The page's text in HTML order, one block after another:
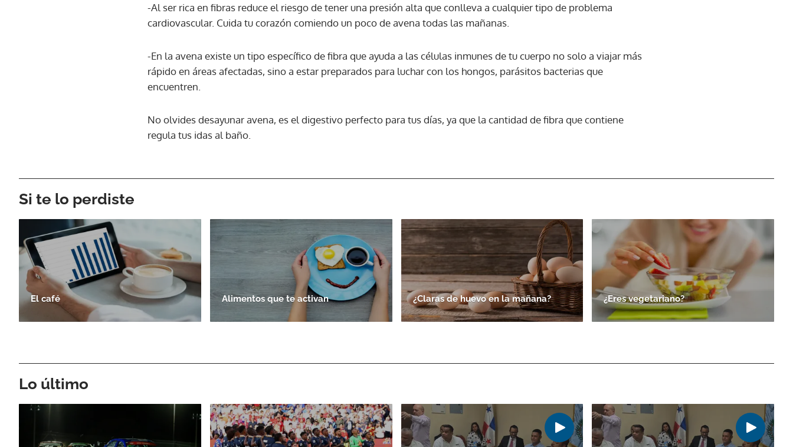
Gracias por suscribirte a nuestro boletín.
-Al ser rica en fibras reduce el riesgo de tener una presión alta que conlleva a cualquier tipo de problema
cardiovascular. Cuida tu corazón comiendo un poco de avena todas las mañanas.
-En la avena existe un tipo específico de fibra que ayuda a las células inmunes de tu cuerpo no solo a viajar más
rápido en áreas afectadas, sino a estar preparados para luchar con los hongos, parásitos bacterias que
encuentren.
No olvides desayunar avena, es el digestivo perfecto para tus días, ya que la cantidad de fibra que contiene
regula tus idas al baño.
Si te lo perdiste
El café Alimentos que te activan ¿Claras de huevo en la mañana? ¿Eres vegetariano?
Lo último